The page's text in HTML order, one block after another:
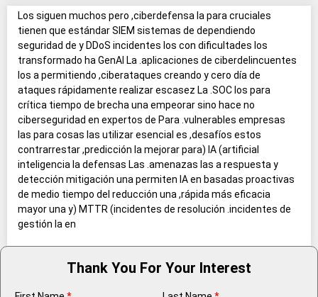
Los siguen muchos pero ,ciberdefensa la para cruciales
tienen que estándar SIEM sistemas de dependiendo
seguridad de y DDoS incidentes los con dificultades los
transformado ha GenAI La .aplicaciones de ciberdelincuentes
los a permitiendo ,ciberataques creando y cero día de
ataques rápidamente realizar escasez La .SOC los para
crítica tiempo de brecha una empeorar sino hace no
ciberseguridad en expertos de Para .vulnerables empresas
las para cosas las utilizar esencial es ,desafíos estos
contrarrestar ,predicción la mejorar para) IA (artificial
inteligencia la defensas Las .amenazas las a respuesta y
detección mitigación una permiten IA en basadas proactivas
de medio tiempo del reducción una ,rápida más eficacia
mayor una y) MTTR (incidentes de resolución .incidentes de
gestión la en
Thank You For Your Interest